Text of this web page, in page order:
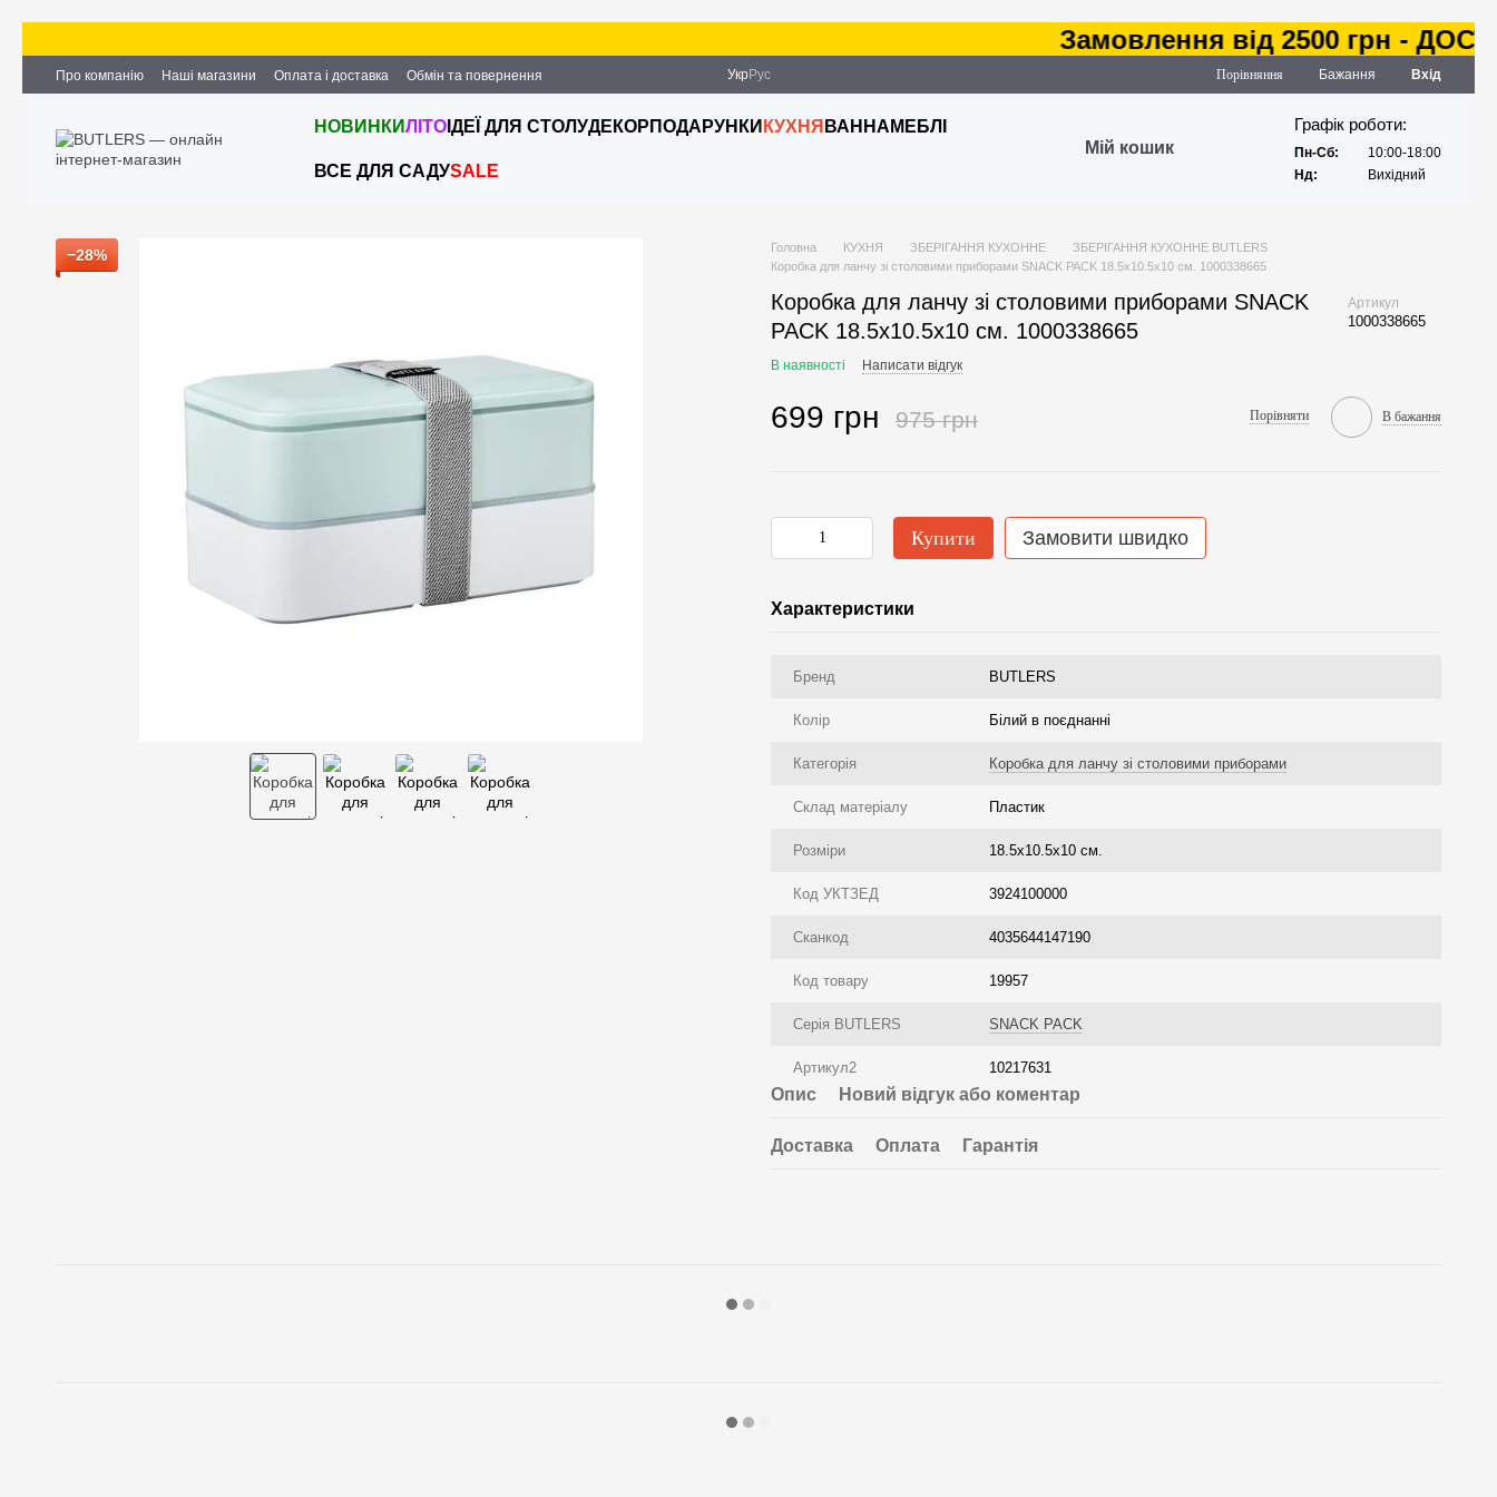
Замовлення від 2500 грн -
Про компанію Наші магазини Оплата і доставка
Обмін та повернення
Партнерство та співпраця
Вакансії Контактна інформація
Укр Рус Порівняння Бажання Вхід
НОВИНКИЛІТО ІДЕЇ ДЛЯ СТОЛУДЕКОР ПОДАРУНКИ КУХНЯ ВАННА МЕБЛІ
ВСЕ ДЛЯ САДУSALE
Мій кошик
Графік роботи:
Пн-Сб:
10:00-18:00
Нд:
Вихідний
−28% Головна КУХНЯ ЗБЕРІГАННЯ КУХОННЕ
ЗБЕРІГАННЯ КУХОННЕ BUTLERS
Коробка для ланчу зі столовими приборами SNACK PACK 18.5х10.5х10 см. 1000338665
Коробка для ланчу зі столовими приборами SNACK
PACK 18.5х10.5х10 см. 1000338665
Артикул
1000338665
В наявності Написати відгук
699 грн 975 грн Порівняти В бажання
Купити Замовити швидко
Характеристики
Бренд BUTLERS
Колір Білий в поєднанні
Категорія Коробка для ланчу зі столовими приборами
Склад матеріалу Пластик
Розміри 18.5х10.5х10 см.
Код УКТЗЕД 3924100000
Сканкод 4035644147190
Код товару 19957
Серія BUTLERS SNACK PACK
Артикул2 10217631
Опис Новий відгук або коментар
Доставка Оплата Гарантія